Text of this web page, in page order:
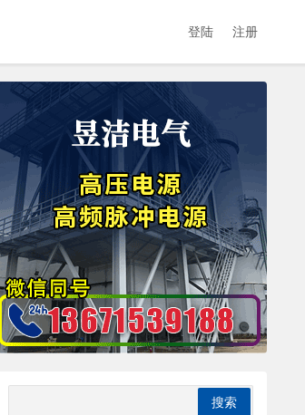
登陆 注册